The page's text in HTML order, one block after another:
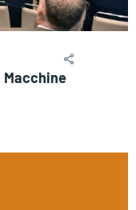
Macchine